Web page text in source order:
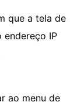
que a tela de
IP
ao menu de